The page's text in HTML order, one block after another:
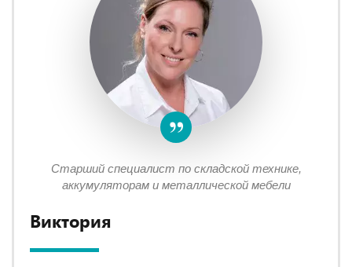
Старший специалист по складской технике,
аккумуляторам и металлической мебели
Виктория